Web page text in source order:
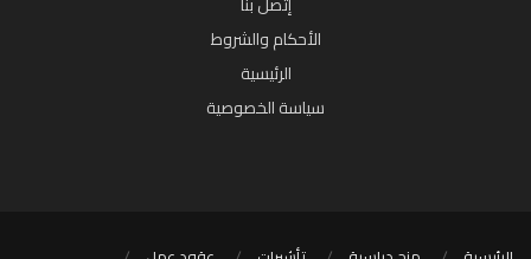
الأحكام والشروط
الرئيسية
سياسة الخصوصية